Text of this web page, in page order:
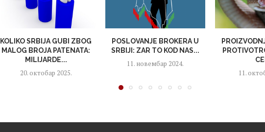
KOLIKO SRBIJA GUBI ZBOG
MALOG BROJA PATENATA:
MILIJARDE...
20. октобар 2025.
POSLOVANJE BROKERA U
SRBIJI: ZAR TO KOD NAS...
11. новембар 2024.
11.